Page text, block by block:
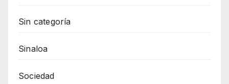
Sin categoría
Sinaloa
Sociedad